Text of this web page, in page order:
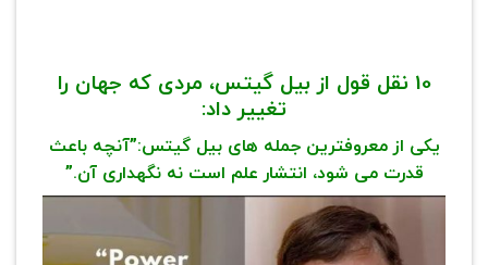
10 نقل قول از بیل گیتس، مردی که جهان را
تغییر داد:
یکی از معروفترین جمله های بیل گیتس:”آنچه باعث
قدرت می شود، انتشار علم است نه نگهداری آن.”